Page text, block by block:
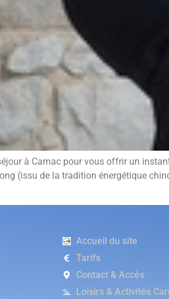
à Carnac pour vous offrir un
(issu de la tradition énergétique
Accueil du site
Tarifs
Contact & Accès
Loisirs & Activités